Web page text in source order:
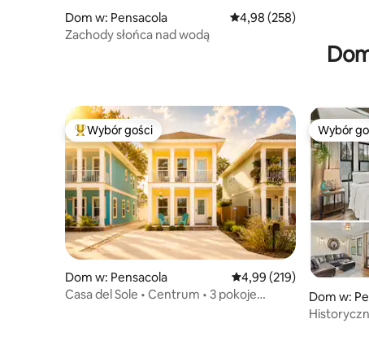
Dom w: Pensacola Średnia ocena: 4,98 na
4,98 (258)
Zachody słońca nad wodą
Najpopularniejsze z kategorii Wybór gości
Wybór gości
Dom w: Pensacola Średnia ocena: 4,99 na
4,99 (219)
Casa del Sole • Centrum • 3 pokoje
Wybór
Wybór
Dom w: